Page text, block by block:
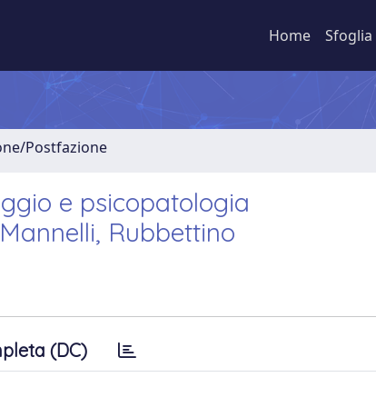
Home Sfoglia
Postfazione
e psicopatologia
Rubbettino
(DC)